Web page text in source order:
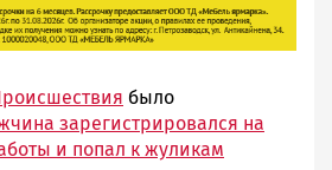
было
зарегистрировался на
и попал к жуликам